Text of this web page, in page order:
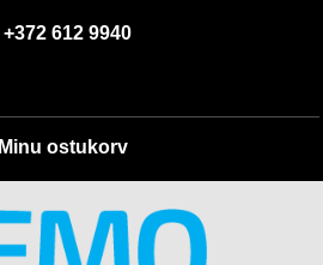
+372 612 9940
Minu ostukorv